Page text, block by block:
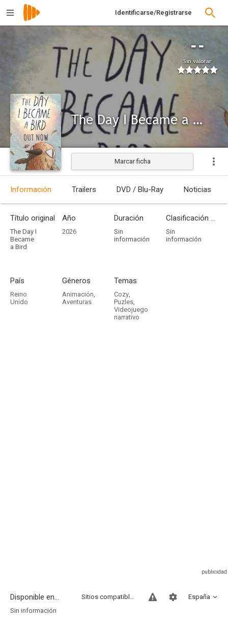
Identificarse/Registrarse
--
Sin valorar
The Day I Became a Bird
Marcar ficha
Información Trailers DVD / Blu-Ray Noticias
Título original
The Day I
Became
a Bird
Año
2026
Duración
Sin
información
Clasificación por edades
Sin
información
País
Reino
Unido
Géneros
Animación,
Aventuras
Temas
Cozy,
Puzles,
Videojuego
narrativo
Disponible en... España
Sitios compatibles
Sin información